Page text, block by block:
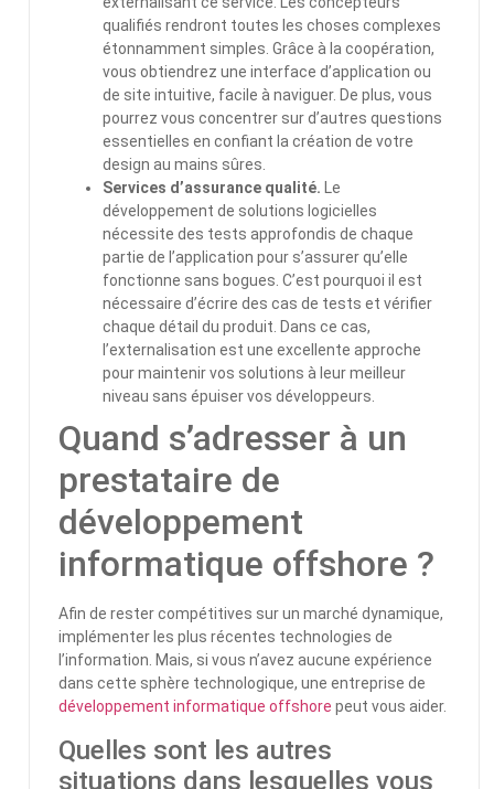
qualifiés rendront toutes les choses complexes
étonnamment simples. Grâce à la coopération,
vous obtiendrez une interface d’application ou
de site intuitive, facile à naviguer. De plus, vous
pourrez vous concentrer sur d’autres questions
essentielles en confiant la création de votre
design au mains sûres.
Services d’assurance qualité.
Le
développement de solutions logicielles
nécessite des tests approfondis de chaque
partie de l’application pour s’assurer qu’elle
fonctionne sans bogues. C’est pourquoi il est
nécessaire d’écrire des cas de tests et vérifier
chaque détail du produit. Dans ce cas,
l’externalisation est une excellente approche
pour maintenir vos solutions à leur meilleur
niveau sans épuiser vos développeurs.
Quand s’adresser à un
prestataire de
développement
informatique offshore ?
Afin de rester compétitives sur un marché dynamique,
implémenter les plus récentes technologies de
l’information. Mais, si vous n’avez aucune expérience
dans cette sphère technologique, une entreprise de
développement informatique offshore peut vous aider.
Quelles sont les autres
situations dans lesquelles vous